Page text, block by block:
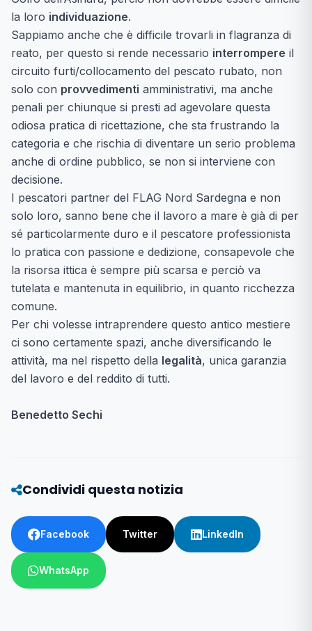
la loro individuazione.
Sappiamo anche che è difficile trovarli in flagranza di
reato, per questo si rende necessario interrompere il
circuito furti/collocamento del pescato rubato, non
solo con provvedimenti amministrativi, ma anche
penali per chiunque si presti ad agevolare questa
odiosa pratica di ricettazione, che sta frustrando la
categoria e che rischia di diventare un serio problema
anche di ordine pubblico, se non si interviene con
decisione.
I pescatori partner del FLAG Nord Sardegna e non
solo loro, sanno bene che il lavoro a mare è già di per
sé particolarmente duro e il pescatore professionista
lo pratica con passione e dedizione, consapevole che
la risorsa ittica è sempre più scarsa e perciò va
tutelata e mantenuta in equilibrio, in quanto ricchezza
comune.
Per chi volesse intraprendere questo antico mestiere
ci sono certamente spazi, anche diversificando le
attività, ma nel rispetto della legalità, unica garanzia
del lavoro e del reddito di tutti.
Benedetto Sechi
Condividi questa notizia
Facebook Twitter LinkedIn
WhatsApp